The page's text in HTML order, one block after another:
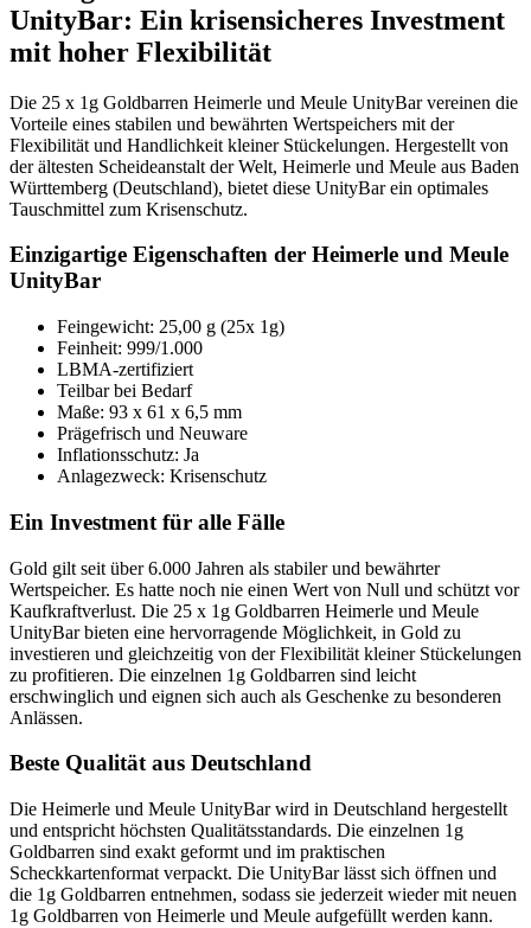
UnityBar: Ein krisensicheres Investment
mit hoher Flexibilität
Die 25 x 1g Goldbarren Heimerle und Meule UnityBar vereinen die
Vorteile eines stabilen und bewährten Wertspeichers mit der
Flexibilität und Handlichkeit kleiner Stückelungen. Hergestellt von
der ältesten Scheideanstalt der Welt, Heimerle und Meule aus Baden
Württemberg (Deutschland), bietet diese UnityBar ein optimales
Tauschmittel zum Krisenschutz.
Einzigartige Eigenschaften der Heimerle und Meule
UnityBar
Feingewicht: 25,00 g (25x 1g)
Feinheit: 999/1.000
LBMA-zertifiziert
Teilbar bei Bedarf
Maße: 93 x 61 x 6,5 mm
Prägefrisch und Neuware
Inflationsschutz: Ja
Anlagezweck: Krisenschutz
Ein Investment für alle Fälle
Gold gilt seit über 6.000 Jahren als stabiler und bewährter
Wertspeicher. Es hatte noch nie einen Wert von Null und schützt vor
Kaufkraftverlust. Die 25 x 1g Goldbarren Heimerle und Meule
UnityBar bieten eine hervorragende Möglichkeit, in Gold zu
investieren und gleichzeitig von der Flexibilität kleiner Stückelungen
zu profitieren. Die einzelnen 1g Goldbarren sind leicht
erschwinglich und eignen sich auch als Geschenke zu besonderen
Anlässen.
Beste Qualität aus Deutschland
Die Heimerle und Meule UnityBar wird in Deutschland hergestellt
und entspricht höchsten Qualitätsstandards. Die einzelnen 1g
Goldbarren sind exakt geformt und im praktischen
Scheckkartenformat verpackt. Die UnityBar lässt sich öffnen und
die 1g Goldbarren entnehmen, sodass sie jederzeit wieder mit neuen
1g Goldbarren von Heimerle und Meule aufgefüllt werden kann.